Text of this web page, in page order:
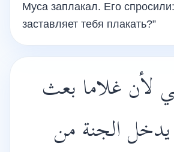
Муса заплакал. Его
заставляет тебя плакать?”
لأن غلاما بعث
الجنة من